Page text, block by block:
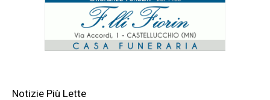
Notizie Più Lette